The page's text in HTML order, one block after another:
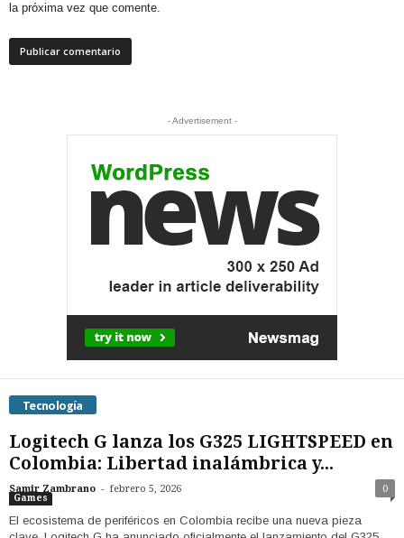
la próxima vez que comente.
- Advertisement -
Tecnología
Logitech G lanza los G325 LIGHTSPEED en
Colombia: Libertad inalámbrica y...
Samir Zambrano - febrero 5, 2026 0
Games
​El ecosistema de periféricos en Colombia recibe una nueva pieza